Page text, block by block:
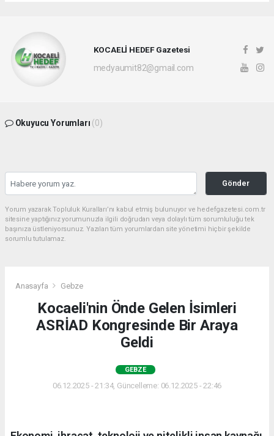
KOCAELİ HEDEF Gazetesi
medyaumit82@gmail.com
Okuyucu Yorumları (0)
Gönder
Yorum yazarak Topluluk Kuralları’nı kabul etmiş bulunuyor ve hedefgazetesi.com.tr
sitesine yaptığınız yorumunuzla ilgili doğrudan veya dolaylı tüm sorumluluğu tek
başınıza üstleniyorsunuz. Yazılan tüm yorumlardan site yönetimi hiçbir şekilde
sorumlu tutulamaz.
Anasayfa Gebze
Kocaeli'nin Önde Gelen İsimleri
ASRİAD Kongresinde Bir Araya
Geldi
GEBZE
06.12.2025 - 21:34, Güncelleme: 06.12.2025 - 22:46